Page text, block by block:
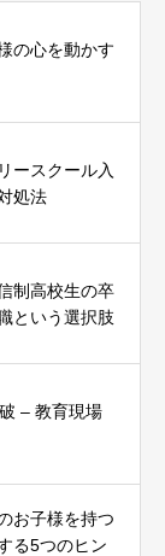
の心を動かす
ースクール入
処法
制高校生の卒
という選択肢
– 教育現場
お子様を持つ
る5つのヒン